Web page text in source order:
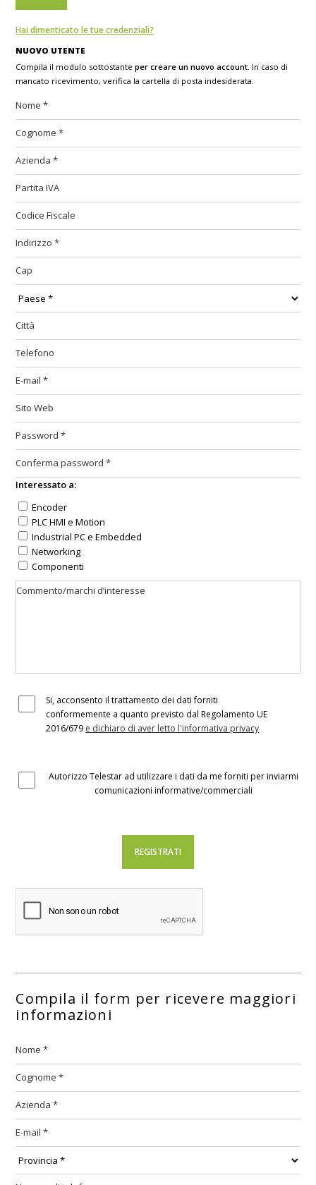
Hai dimenticato le tue credenziali?
NUOVO UTENTE
Compila il modulo sottostanteper creare un nuovo account. In caso di
mancato ricevimento, verifica la cartella di posta indesiderata.
Interessato a:
Encoder
PLC HMI e Motion
Industrial PC e Embedded
Networking
Componenti
Si, acconsento il trattamento dei dati forniti
conformemente a quanto previsto dal Regolamento UE
2016/679 e dichiaro di aver letto l'informativa privacy
Autorizzo Telestar ad utilizzare i dati da me forniti per inviarmi
comunicazioni informative/commerciali
Compila il form per ricevere maggiori
informazioni